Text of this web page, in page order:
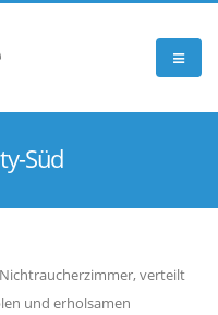
Süd
verteilt
und erholsamen